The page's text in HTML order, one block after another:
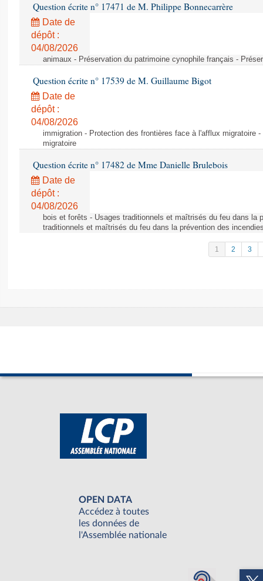
Question écrite n° 17471 de M. Philippe Bonnecarrère
Date de
dépôt :
04/08/2026
animaux - Préservation du patrimoine cynophile français -
Question écrite n° 17539 de M. Guillaume Bigot
Date de
dépôt :
04/08/2026
immigration - Protection des frontières face à l'afflux migratoire
migratoire
Question écrite n° 17482 de Mme Danielle Brulebois
Date de
dépôt :
04/08/2026
bois et forêts - Usages traditionnels et maîtrisés du feu dans la
traditionnels et maîtrisés du feu dans la prévention des
1 2 3
OPEN DATA
Accédez à toutes
les données de
l'Assemblée nationale